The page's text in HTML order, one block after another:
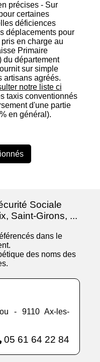
précises - Sur
certaines
déficiences
déplacements pour
en charge au
Primaire
du département
sur simple
artisans agréés.
notre liste ci
taxis conventionnés
d'une partie
en général).
Sociale
Saint-Girons, ...
dans le
des noms des
- 9110 Ax-les-
05 61 64 22 84